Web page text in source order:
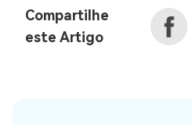
Compartilhe
este Artigo